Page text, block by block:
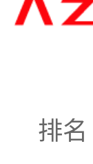
排名